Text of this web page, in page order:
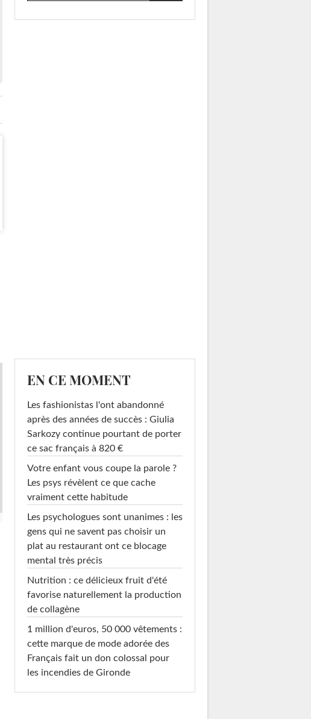
EN CE MOMENT
Les fashionistas l'ont abandonné
après des années de succès : Giulia
Sarkozy continue pourtant de porter
ce sac français à 820 €
Votre enfant vous coupe la parole ?
Les psys révèlent ce que cache
vraiment cette habitude
Les psychologues sont unanimes : les
gens qui ne savent pas choisir un
plat au restaurant ont ce blocage
mental très précis
Nutrition : ce délicieux fruit d'été
favorise naturellement la production
de collagène
1 million d'euros, 50 000 vêtements :
cette marque de mode adorée des
Français fait un don colossal pour
les incendies de Gironde